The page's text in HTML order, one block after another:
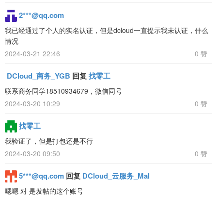
2***@qq.com
我已经通过了个人的实名认证，但是dcloud一直提示我未认证，什么
情况
2024-03-21 22:46
0 赞
DCloud_商务_YGB 回复 找零工
联系商务同学18510934679，微信同号
2024-03-20 10:29
0 赞
找零工
我验证了，但是打包还是不行
2024-03-20 09:50
0 赞
5***@qq.com 回复 DCloud_云服务_Mal
嗯嗯 对 是发帖的这个账号